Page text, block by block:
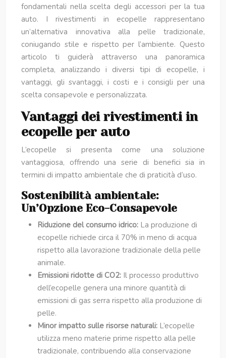
fondamentali nella scelta degli accessori per la tua
auto. I rivestimenti in ecopelle rappresentano
un’alternativa innovativa alla pelle tradizionale,
coniugando stile e rispetto per l’ambiente. Questo
articolo ti guiderà attraverso una panoramica
completa, analizzando i diversi tipi di ecopelle, i
vantaggi, gli svantaggi, i costi e i consigli per una
scelta consapevole e personalizzata.
Vantaggi dei rivestimenti in
ecopelle per auto
L’ecopelle si presenta come una soluzione
vantaggiosa, offrendo una serie di benefici sia in
termini di impatto ambientale che di praticità d’uso.
Sostenibilità ambientale:
Un’Opzione Eco-Consapevole
Riduzione del consumo idrico: La produzione di
ecopelle richiede circa il 70% in meno di acqua
rispetto alla lavorazione tradizionale della pelle
animale.
Emissioni ridotte di CO2: Il processo produttivo
dell’ecopelle genera una minore quantità di
emissioni di gas serra rispetto alla produzione di
pelle.
Minor impatto sulle risorse naturali: L’ecopelle
utilizza meno materie prime rispetto alla pelle
tradizionale, contribuendo alla conservazione